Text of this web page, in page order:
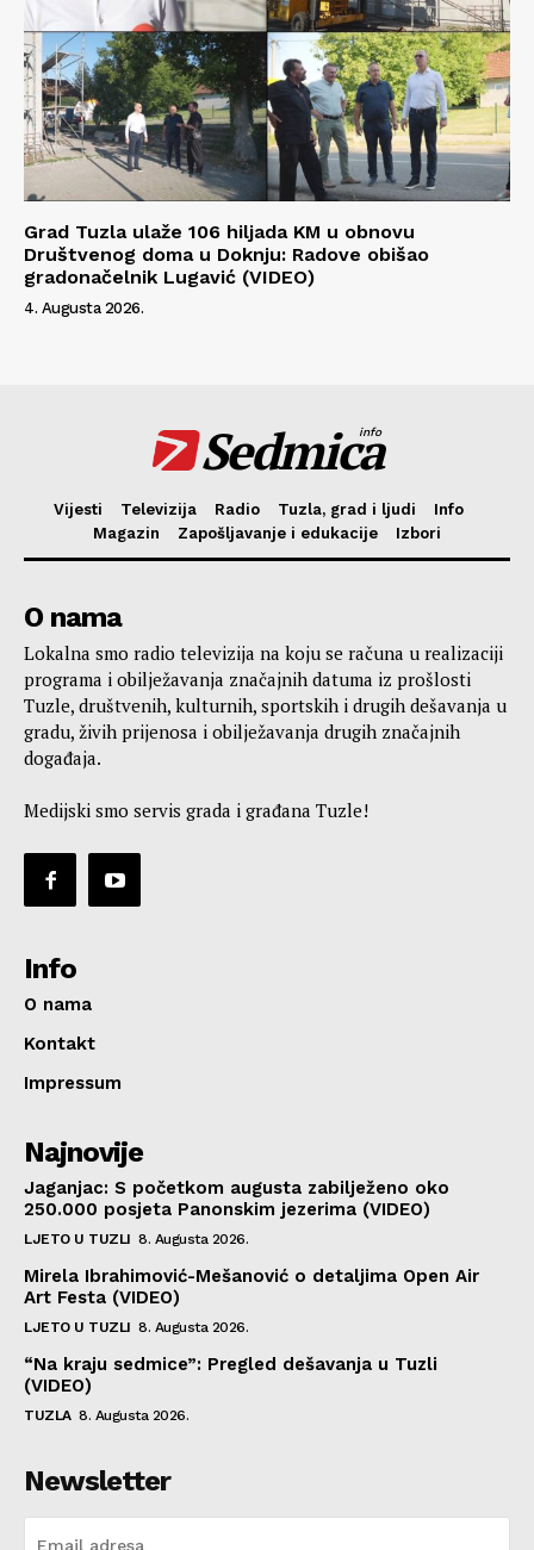
Grad Tuzla ulaže 106 hiljada KM u obnovu
Društvenog doma u Doknju: Radove obišao
gradonačelnik Lugavić (VIDEO)
4. Augusta 2026.
Sedmica
info
Vijesti Televizija Radio Tuzla, grad i ljudi
Info
Magazin
Zapošljavanje i edukacije Izbori
O nama
Lokalna smo radio televizija na koju se računa u realizaciji
programa i obilježavanja značajnih datuma iz prošlosti
Tuzle, društvenih, kulturnih, sportskih i drugih dešavanja u
gradu, živih prijenosa i obilježavanja drugih značajnih
događaja.
Medijski smo servis grada i građana Tuzle!
Info
O nama
Kontakt
Impressum
Najnovije
Jaganjac: S početkom augusta zabilježeno oko
250.000 posjeta Panonskim jezerima (VIDEO)
LJETO U TUZLI 8. Augusta 2026.
Mirela Ibrahimović-Mešanović o detaljima Open Air
Art Festa (VIDEO)
LJETO U TUZLI 8. Augusta 2026.
“Na kraju sedmice”: Pregled dešavanja u Tuzli
(VIDEO)
TUZLA 8. Augusta 2026.
Newsletter